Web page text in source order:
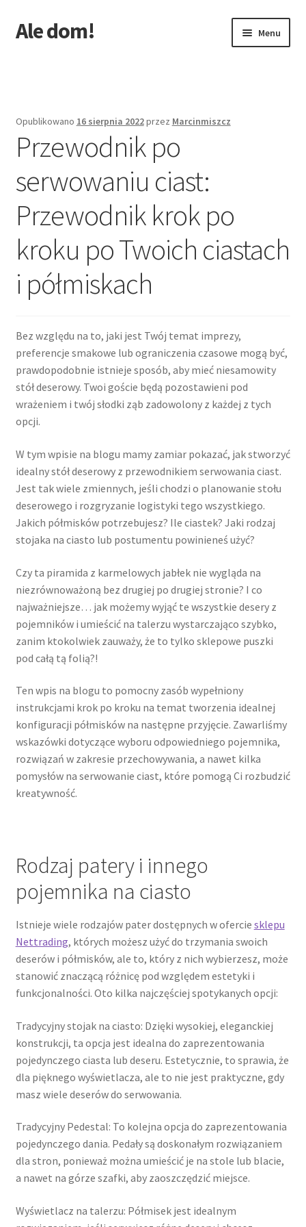
Przejdź
do
Przejdź
do
Ale dom! Menu
Opublikowano 16 sierpnia 2022przez Marcinmiszcz
Przewodnik po
serwowaniu ciast:
Przewodnik krok po
kroku po Twoich ciastach
i półmiskach
Bez względu na to, jaki jest Twój temat imprezy,
preferencje smakowe lub ograniczenia czasowe mogą być,
prawdopodobnie istnieje sposób, aby mieć niesamowity
stół deserowy. Twoi goście będą pozostawieni pod
wrażeniem i twój słodki ząb zadowolony z każdej z tych
opcji.
W tym wpisie na blogu mamy zamiar pokazać, jak stworzyć
idealny stół deserowy z przewodnikiem serwowania ciast.
Jest tak wiele zmiennych, jeśli chodzi o planowanie stołu
deserowego i rozgryzanie logistyki tego wszystkiego.
Jakich półmisków potrzebujesz? Ile ciastek? Jaki rodzaj
stojaka na ciasto lub postumentu powinieneś użyć?
Czy ta piramida z karmelowych jabłek nie wygląda na
niezrównoważoną bez drugiej po drugiej stronie? I co
najważniejsze… jak możemy wyjąć te wszystkie desery z
pojemników i umieścić na talerzu wystarczająco szybko,
zanim ktokolwiek zauważy, że to tylko sklepowe puszki
pod całą tą folią?!
Ten wpis na blogu to pomocny zasób wypełniony
instrukcjami krok po kroku na temat tworzenia idealnej
konfiguracji półmisków na następne przyjęcie. Zawarliśmy
wskazówki dotyczące wyboru odpowiedniego pojemnika,
rozwiązań w zakresie przechowywania, a nawet kilka
pomysłów na serwowanie ciast, które pomogą Ci rozbudzić
kreatywność.
Rodzaj patery i innego
pojemnika na ciasto
Istnieje wiele rodzajów pater dostępnych w ofercie sklepu
Nettrading, których możesz użyć do trzymania swoich
deserów i półmisków, ale to, który z nich wybierzesz, może
stanowić znaczącą różnicę pod względem estetyki i
funkcjonalności. Oto kilka najczęściej spotykanych opcji:
Tradycyjny stojak na ciasto: Dzięki wysokiej, eleganckiej
konstrukcji, ta opcja jest idealna do zaprezentowania
pojedynczego ciasta lub deseru. Estetycznie, to sprawia, że
dla pięknego wyświetlacza, ale to nie jest praktyczne, gdy
masz wiele deserów do serwowania.
Tradycyjny Pedestal: To kolejna opcja do zaprezentowania
pojedynczego dania. Pedały są doskonałym rozwiązaniem
dla stron, ponieważ można umieścić je na stole lub blacie,
a nawet na górze szafki, aby zaoszczędzić miejsce.
Wyświetlacz na talerzu: Półmisek jest idealnym